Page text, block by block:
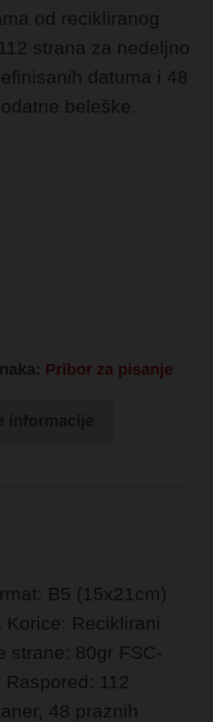
od recikliranog
strana za nedeljno
datuma i 48
beleške.
Pribor za pisanje
B5 (15x21cm)
Korice: Reciklirani
strane: 80gr FSC-
Raspored: 112
48 praznih